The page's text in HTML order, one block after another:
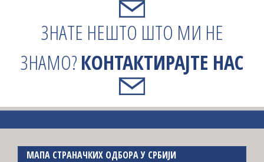
ЗНАТЕ НЕШТО ШТО МИ НЕ
ЗНАМО?КОНТАКТИРАЈТЕ НАС
МАПА СТРАНАЧКИХ ОДБОРА У СРБИЈИ